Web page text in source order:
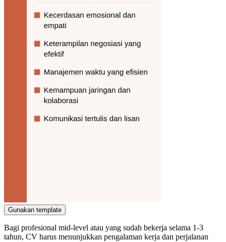
Gunakan template
Bagi profesional mid-level atau yang sudah bekerja selama 1-3
tahun, CV harus menunjukkan pengalaman kerja dan perjalanan